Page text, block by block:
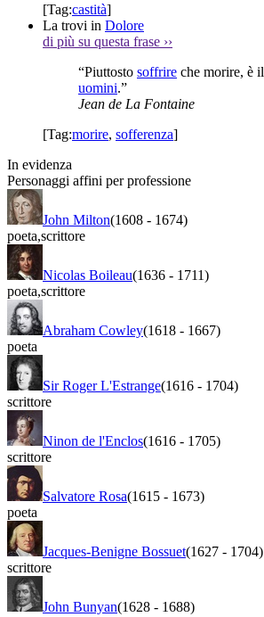
[Tag:castità]
La trovi in Dolore
di più su questa frase ››
“Piuttosto soffrire che morire, è il
uomini.”
Jean de La Fontaine
[Tag:morire, sofferenza]
In evidenza
Personaggi affini per professione
John Milton(1608 - 1674)
poeta,scrittore
Nicolas Boileau(1636 - 1711)
poeta,scrittore
Abraham Cowley(1618 - 1667)
poeta
Sir Roger L'Estrange(1616 - 1704)
scrittore
Ninon de l'Enclos(1616 - 1705)
scrittore
Salvatore Rosa(1615 - 1673)
poeta
Jacques-Benigne Bossuet(1627 - 1704)
scrittore
John Bunyan(1628 - 1688)